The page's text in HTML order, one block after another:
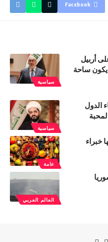
Facebook
سياسية
أربيل
يكون ساحة
سياسية
الدول
عامة
خبراء
العالم العربي